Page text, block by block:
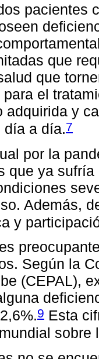
pacientes
que
que
el
adquirida y
día a día.7
por la
que ya
Además,
y
Según la
(CEPAL),
9 Esta